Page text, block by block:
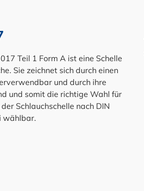
Teil 1 Form A ist eine Schelle
Sie zeichnet sich durch einen
und durch ihre
und somit die richtige Wahl für
Schlauchschelle nach DIN
wählbar.